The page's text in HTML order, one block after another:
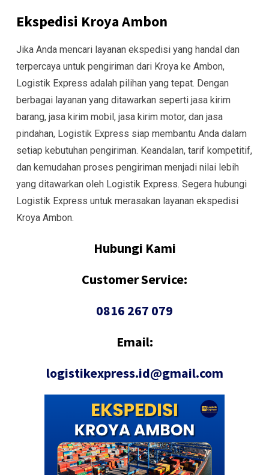
Ekspedisi Kroya Ambon
Jika Anda mencari layanan ekspedisi yang handal dan
terpercaya untuk pengiriman dari Kroya ke Ambon,
Logistik Express adalah pilihan yang tepat. Dengan
berbagai layanan yang ditawarkan seperti jasa kirim
barang, jasa kirim mobil, jasa kirim motor, dan jasa
pindahan, Logistik Express siap membantu Anda dalam
setiap kebutuhan pengiriman. Keandalan, tarif kompetitif,
dan kemudahan proses pengiriman menjadi nilai lebih
yang ditawarkan oleh Logistik Express. Segera hubungi
Logistik Express untuk merasakan layanan ekspedisi
Kroya Ambon.
Hubungi Kami
Customer Service:
0816 267 079
Email:
logistikexpress.id@gmail.com